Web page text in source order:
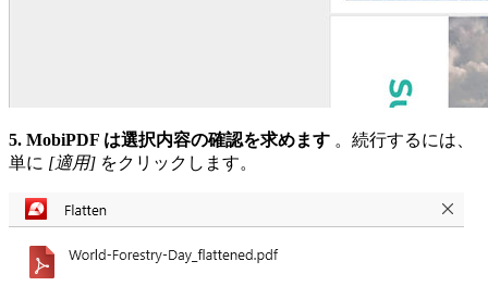
5. MobiPDF は選択内容の確認を求めます 。続行するには、
単に [適用] をクリックします。